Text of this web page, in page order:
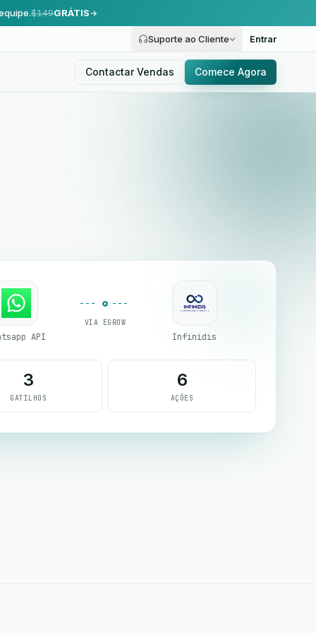
$149GRÁTIS
Suporte ao Cliente Entrar
Contactar Vendas Comece Agora
API
VIA EGROW
Infinidis
3
GATILHOS
6
AÇÕES